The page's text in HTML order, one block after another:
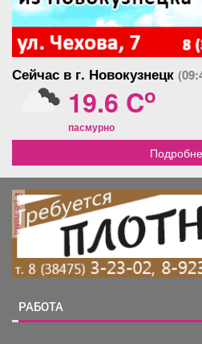
Сейчас в г. Новокузнецк
19.6 Co
пасмурно
реклама
РАБОТА